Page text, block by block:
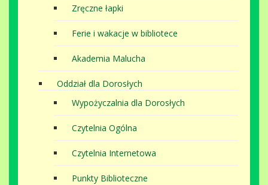
Zręczne łapki
Ferie i wakacje w bibliotece
Akademia Malucha
Oddział dla Dorosłych
Wypożyczalnia dla Dorosłych
Czytelnia Ogólna
Czytelnia Internetowa
Punkty Biblioteczne